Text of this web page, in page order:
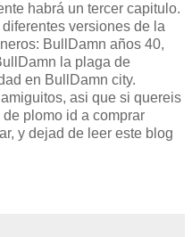
habrá un tercer capitulo.
versiones de la
BullDamn años 40,
la plaga de
en BullDamn city.
asi que si quereis
plomo id a comprar
y dejad de leer este blog